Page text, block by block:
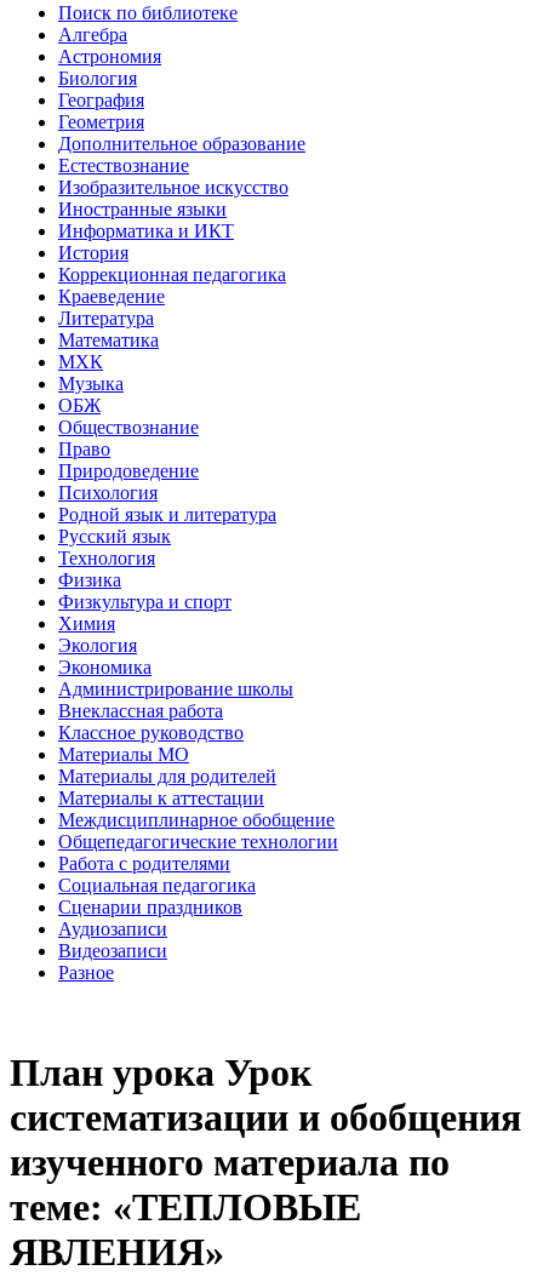
Поиск по библиотеке
Алгебра
Астрономия
Биология
География
Геометрия
Дополнительное образование
Естествознание
Изобразительное искусство
Иностранные языки
Информатика и ИКТ
История
Коррекционная педагогика
Краеведение
Литература
Математика
МХК
Музыка
ОБЖ
Обществознание
Право
Природоведение
Психология
Родной язык и литература
Русский язык
Технология
Физика
Физкультура и спорт
Химия
Экология
Экономика
Администрирование школы
Внеклассная работа
Классное руководство
Материалы МО
Материалы для родителей
Материалы к аттестации
Междисциплинарное обобщение
Общепедагогические технологии
Работа с родителями
Социальная педагогика
Сценарии праздников
Аудиозаписи
Видеозаписи
Разное
План урока Урок
систематизации и обобщения
изученного материала по
теме: «ТЕПЛОВЫЕ
ЯВЛЕНИЯ»